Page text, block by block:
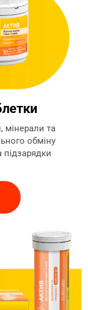
мінерали та
обміну
підзарядки